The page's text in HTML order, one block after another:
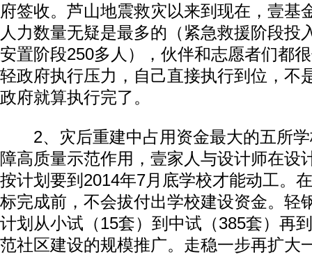
府签收。芦山地震救灾以来到现在，壹基
人力数量无疑是最多的（紧急救援阶段投
安置阶段250多人），伙伴和志愿者们都
轻政府执行压力，自己直接执行到位，不
政府就算执行完了。
2、灾后重建中占用资金最大的五所学
障高质量示范作用，壹家人与设计师在设
按计划要到2014年7月底学校才能动工。
标完成前，不会拔付出学校建设资金。轻
计划从小试（15套）到中试（385套）再
范社区建设的规模推广。走稳一步再扩大